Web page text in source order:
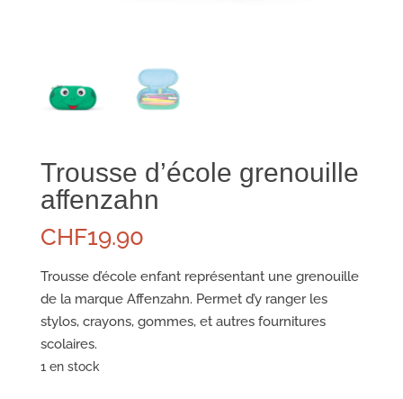
Trousse d’école grenouille
affenzahn
CHF19.90
Trousse d’école enfant représentant une grenouille
de la marque Affenzahn. Permet d’y ranger les
stylos, crayons, gommes, et autres fournitures
scolaires.
1 en stock